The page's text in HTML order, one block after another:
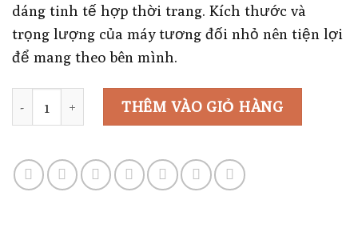
1,420,000₫.là:
1,250,000₫.
dáng tinh tế hợp thời trang. Kích thước và
trọng lượng của máy tương đối nhỏ nên tiện lợi
để mang theo bên mình.
THÊM VÀO GIỎ HÀNG